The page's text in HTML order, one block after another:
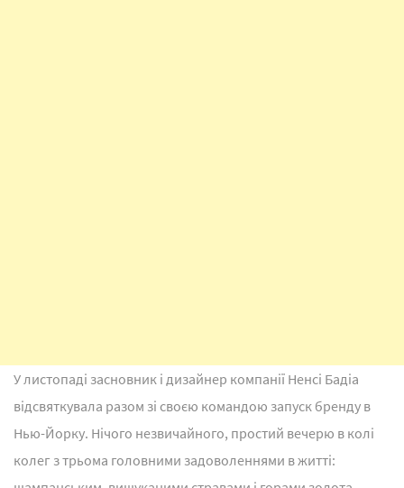
У листопаді засновник і дизайнер компанії Ненсі Бадіа
відсвяткувала разом зі своєю командою запуск бренду в
Нью-Йорку. Нічого незвичайного, простий вечерю в колі
колег з трьома головними задоволеннями в житті: